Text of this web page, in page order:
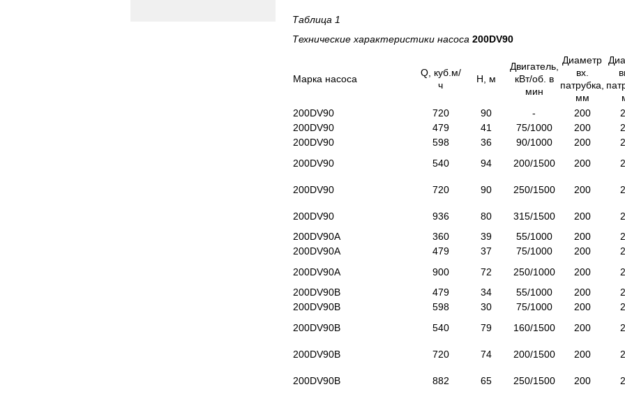
Таблица 1
Технические характеристики насоса 200DV90
Марка насоса
Q, куб.м/
ч
Н, м
Двигатель,
кВт/об. в
мин
Диаметр
вх.
патрубка,
мм
200DV90
720 90 - 200
200DV90
479 41 75/1000 200
200DV90
598 36 90/1000 200
200DV90
540 94 200/1500 200
200DV90 720 90 250/1500 200
200DV90 936 80 315/1500 200
200DV90А
360 39 55/1000 200
200DV90А
479 37 75/1000 200
200DV90А
900 72 250/1000 200
200DV90B
479 34 55/1000 200
200DV90B
598 30 75/1000 200
200DV90B
540 79 160/1500 200
200DV90B 720 74 200/1500 200
200DV90B 882 65 250/1500 200